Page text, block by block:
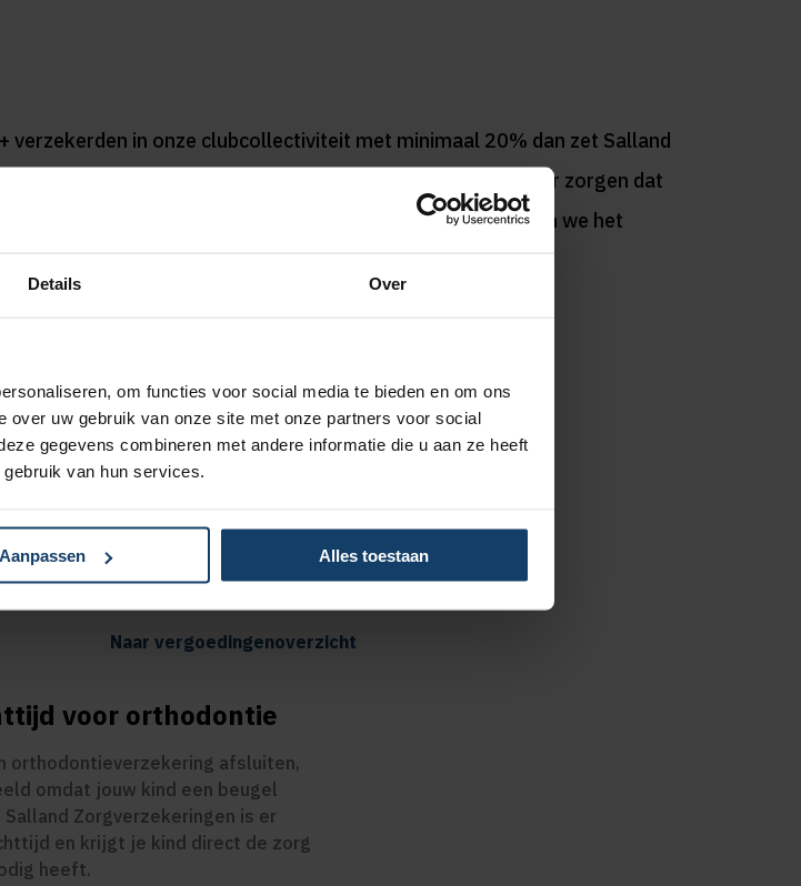
Details Over
om functies voor social media te bieden en om ons
uw gebruik van onze site met onze partners voor social
gegevens combineren met andere informatie die u aan ze heeft
van hun services.
Aanpassen Alles toestaan
in onze clubcollectiviteit met minimaal 20% dan zet Salland
Jij kan er dus voor zorgen dat
over te stappen naar de clubcollectiviteit. Samen kunnen we het
bij
Sportmedisch advies
Vergoeding tot €250 per kalenderjaar bij
pakket Top
Naar vergoedingenoverzicht
voor orthodontie
orthodontieverzekering afsluiten,
omdat jouw kind een beugel
Salland Zorgverzekeringen is er
en krijgt je kind direct de zorg
heeft.